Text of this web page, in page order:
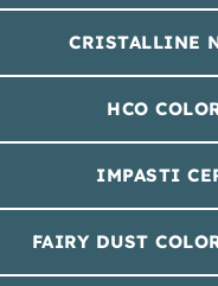
CRISTALLINE
HCO
IMPASTI
FAIRY DUST